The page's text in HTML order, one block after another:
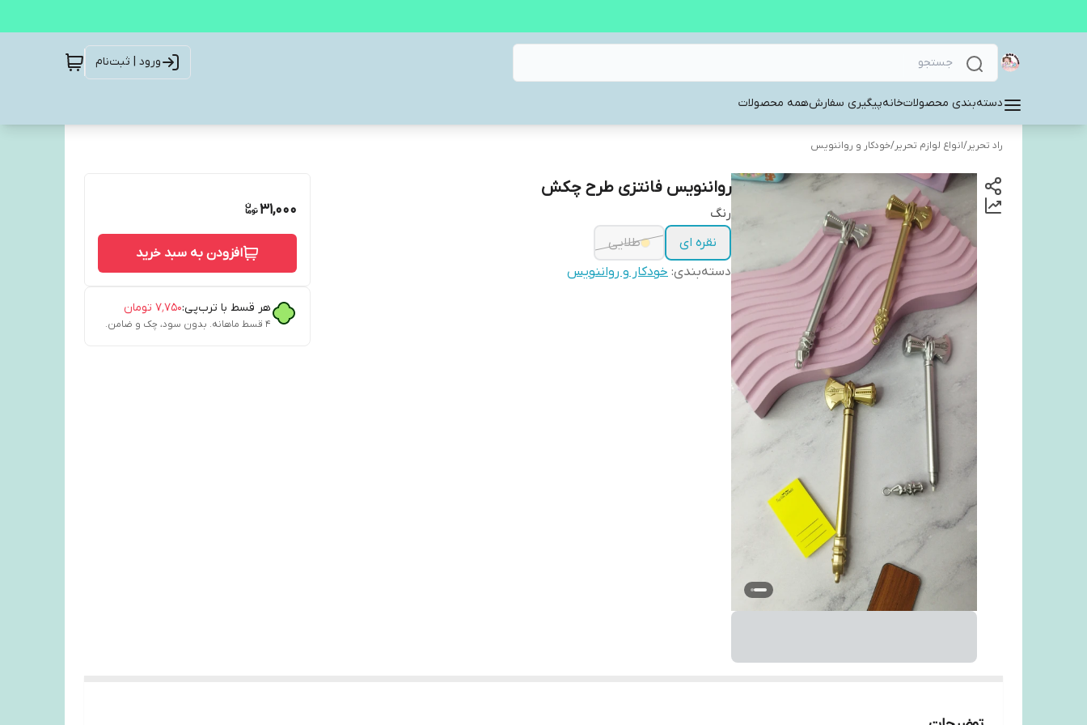
ورود | ثبت‌نام
دسته‌بندی محصولاتخانهپیگیری سفارشهمه محصولات
راد تحریر/انواع لوازم تحریر/خودکار و رواننویس
رواننویس فانتزی طرح چکش
رنگ
نقره ای
طلایی
دسته‌بندی: خودکار و رواننویس
31,000
افزودن به سبد خرید
هر قسط با ترب‌پی:۷٬۷۵۰ تومان
۴ قسط ماهانه. بدون سود، چک و ضامن.